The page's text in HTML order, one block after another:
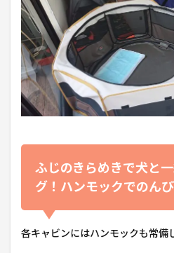
ふじのきらめきで犬と
グ！ハンモックでのん
各キャビンにはハンモックも常備